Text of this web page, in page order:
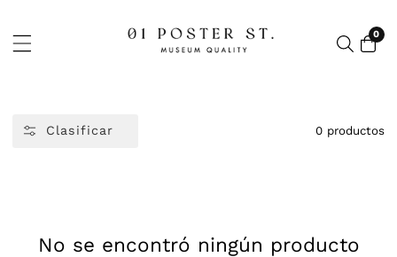
00
Clasificar 0 productos
No se encontró ningún producto